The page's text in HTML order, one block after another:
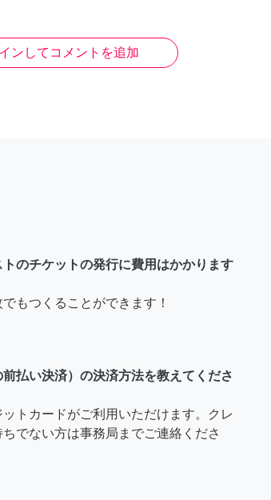
ンしてコメントを追加
のチケットの発行に費用はかかります
もつくることができます！
払い決済）の決済方法を教えてくださ
トカードがご利用いただけます。クレ
でない方は事務局までご連絡くださ